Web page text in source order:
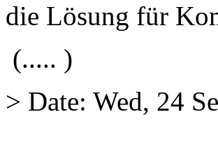
die Lösung für
(..... )
> Date: Wed, 24